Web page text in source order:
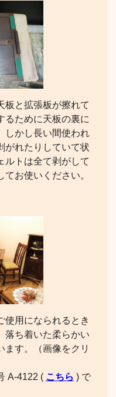
板と拡張板が擦れて
るために天板の裏に
しかし長い間使われ
がれたりしていて状
ルトは全て剥がして
お使いください。
使用になられるとき
落ち着いた柔らかい
ます。（画像をクリ
A-4122 ( こちら ) で